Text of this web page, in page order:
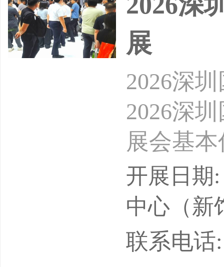
展
2026深
2026深
展会基
心液冷
2026年
圳国际
开展日期
中心（新
联系电话